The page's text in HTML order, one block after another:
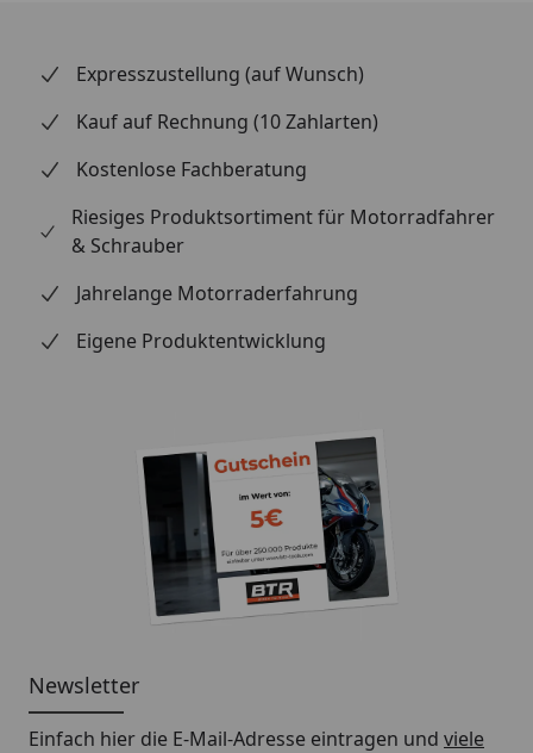
Expresszustellung (auf Wunsch)
Kauf auf Rechnung (10 Zahlarten)
Kostenlose Fachberatung
Riesiges Produktsortiment für Motorradfahrer
& Schrauber
Jahrelange Motorraderfahrung
Eigene Produktentwicklung
Newsletter
Einfach hier die E-Mail-Adresse eintragen und viele